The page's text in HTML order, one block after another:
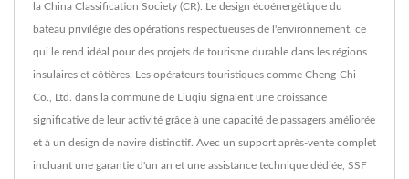
la China Classification Society (CR). Le design écoénergétique du
bateau privilégie des opérations respectueuses de l'environnement, ce
qui le rend idéal pour des projets de tourisme durable dans les régions
insulaires et côtières. Les opérateurs touristiques comme Cheng-Chi
Co., Ltd. dans la commune de Liuqiu signalent une croissance
significative de leur activité grâce à une capacité de passagers améliorée
et à un design de navire distinctif. Avec un support après-vente complet
incluant une garantie d'un an et une assistance technique dédiée, SSF